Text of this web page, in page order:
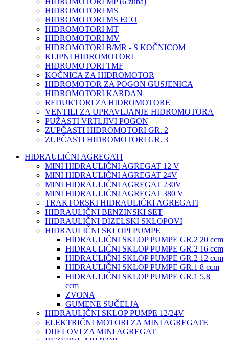
HIDROMOTORI MS
HIDROMOTORI MS ECO
HIDROMOTORI MT
HIDROMOTORI MV
HIDROMOTORI B/MR - S KOČNICOM
KLIPNI HIDROMOTORI
HIDROMOTORI TMF
KOČNICA ZA HIDROMOTOR
HIDROMOTOR ZA POGON GUSJENICA
HIDROMOTORI KARDAN
REDUKTORI ZA HIDROMOTORE
VENTILI ZA UPRAVLJANJE HIDROMOTORA
PUŽASTI VRTLJIVI POGON
ZUPČASTI HIDROMOTORI GR. 2
ZUPČASTI HIDROMOTORI GR. 3
HIDRAULIČNI AGREGATI
MINI HIDRAULIČNI AGREGAT 12 V
MINI HIDRAULIČNI AGREGAT 24V
MINI HIDRAULIČNI AGREGAT 230V
MINI HIDRAULIČNI AGREGAT 380 V
TRAKTORSKI HIDRAULIČKI AGREGATI
HIDRAULIČNI BENZINSKI SET
HIDRAULIČNI DIZELSKI SKLOPOVI
HIDRAULIČNI SKLOPI PUMPE
HIDRAULIČNI SKLOP PUMPE GR.2 20 ccm
HIDRAULIČNI SKLOP PUMPE GR.2 16 ccm
HIDRAULIČNI SKLOP PUMPE GR.2 12 ccm
HIDRAULIČNI SKLOP PUMPE GR.1 8 ccm
HIDRAULIČNI SKLOP PUMPE GR.1 5,8
ccm
ZVONA
GUMENE SUČELJA
HIDRAULIČNI SKLOP PUMPE 12/24V
ELEKTRIČNI MOTORI ZA MINI AGREGATE
DIJELOVI ZA MINI AGREGAT